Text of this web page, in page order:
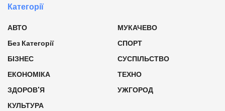
Категорії
АВТО
Без Категорії
БІЗНЕС
ЕКОНОМІКА
ЗДОРОВ'Я
КУЛЬТУРА
МУКАЧЕВО
СПОРТ
СУСПІЛЬСТВО
ТЕХНО
УЖГОРОД